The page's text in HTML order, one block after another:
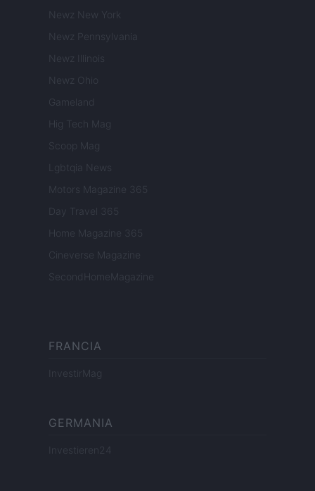
Newz New York
Newz Pennsylvania
Newz Illinois
Newz Ohio
Gameland
Hig Tech Mag
Scoop Mag
Lgbtqia News
Motors Magazine 365
Day Travel 365
Home Magazine 365
Cineverse Magazine
SecondHomeMagazine
FRANCIA
InvestirMag
GERMANIA
Investieren24